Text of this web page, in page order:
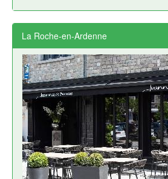
La Roche-en-Ardenne